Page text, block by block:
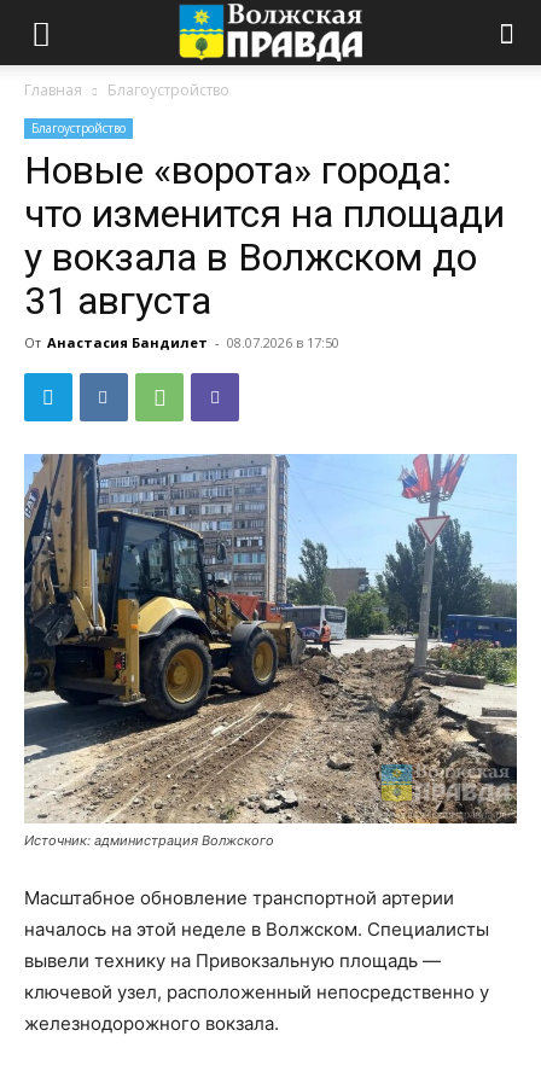
Главная Благоустройство
Благоустройство
Новые «ворота» города:
что изменится на площади
у вокзала в Волжском до
31 августа
От Анастасия Бандилет - 08.07.2026 в 17:50
Источник: администрация Волжского
Масштабное обновление транспортной артерии
началось на этой неделе в Волжском. Специалисты
вывели технику на Привокзальную площадь —
ключевой узел, расположенный непосредственно у
железнодорожного вокзала.